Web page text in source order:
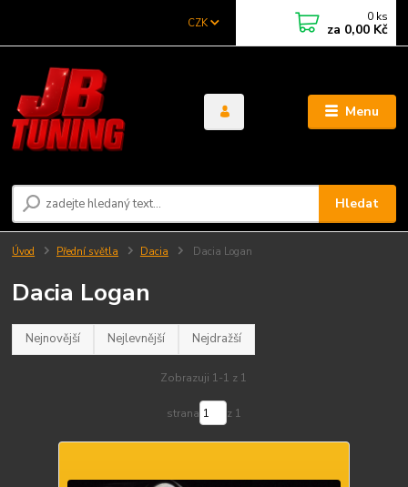
Menu
CZK
Hledat
0 ks
za 0,00 Kč
Úvod Přední světla Dacia Dacia Logan
Dacia Logan
Nejnovější Nejlevnější Nejdražší
Zobrazuji 1-1 z 1
strana z 1